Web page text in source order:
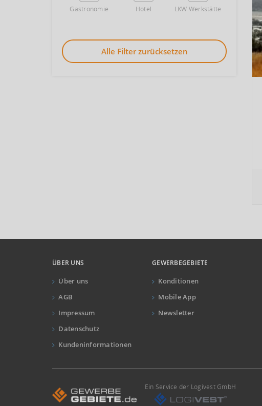
Gastronomie Hotel LKW Werkstätte
Alle Filter zurücksetzen
ÜBER UNS
Über uns
AGB
Impressum
Datenschutz
Kundeninformationen
GEWERBEGEBIETE
Konditionen
Mobile App
Newsletter
Ein Service der Logivest GmbH